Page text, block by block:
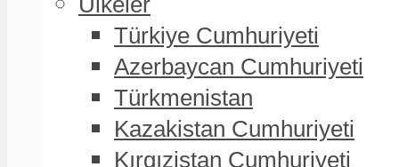
Türkiye Cumhuriyeti
Azerbaycan Cumhuriyeti
Türkmenistan
Kazakistan Cumhuriyeti
Kırgızistan Cumhuriyeti